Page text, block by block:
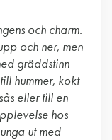
och charm.
och ner, men
gräddstinn
hummer, kokt
eller till en
hos
ut med